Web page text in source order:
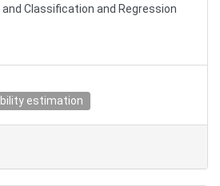
and Classification and Regression
estimation